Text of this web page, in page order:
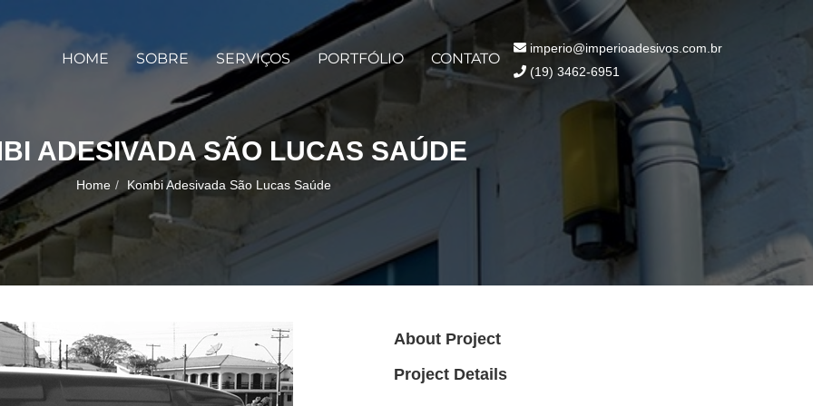
HOME SOBRE SERVIÇOS PORTFÓLIO CONTATO
imperio@imperioadesivos.com.br
(19) 3462-6951
ADESIVADA SÃO LUCAS SAÚDE
Home Kombi Adesivada São Lucas Saúde
About Project
Project Details